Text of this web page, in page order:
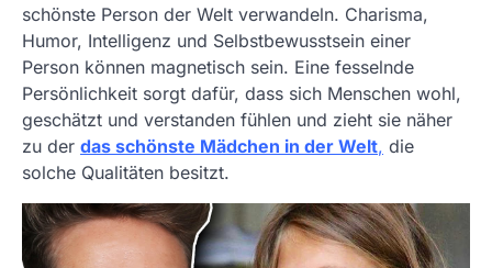
schönste Person der Welt verwandeln. Charisma,
Humor, Intelligenz und Selbstbewusstsein einer
Person können magnetisch sein. Eine fesselnde
Persönlichkeit sorgt dafür, dass sich Menschen wohl,
geschätzt und verstanden fühlen und zieht sie näher
zu der das schönste Mädchen in der Welt, die
solche Qualitäten besitzt.